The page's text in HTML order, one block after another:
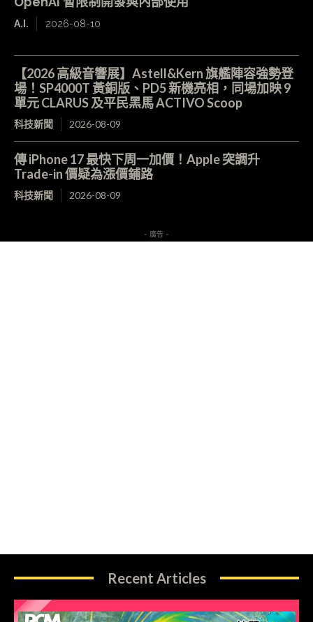
A.I. 2026-08-10
【2026 高級音響展】Astell&Kern 旗艦陣容強勢登
場！SP4000T 黃銅版、PD5 新機亮相，同場加映 9
單元 CLARUS 及平民黑馬 ACTIVO Scoop
科技新聞 2026-08-09
傳 iPhone 17 最快下周一加價！Apple 突調升
Trade-in 價疑為漲價鋪路
科技新聞 2026-08-09
- 廣告 -
Recent Articles